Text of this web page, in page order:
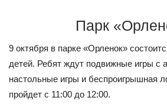
Парк
9 октября в парке «Орленок»
детей. Ребят ждут подвижные игры с
настольные игры и беспроигрышная
пройдет с 11:00 до 12:00.